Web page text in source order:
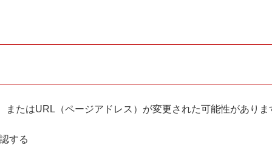
たはURL（ページアドレス）が変更された可能性がありま
する